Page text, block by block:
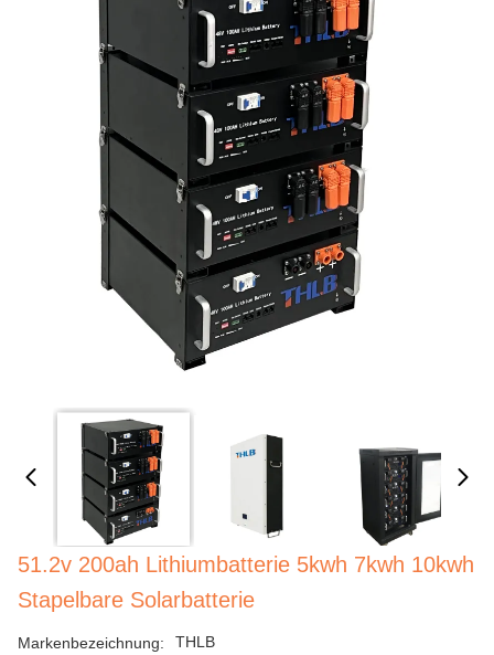
51.2v 200ah Lithiumbatterie 5kwh 7kwh 10kwh
Stapelbare Solarbatterie
Markenbezeichnung: THLB